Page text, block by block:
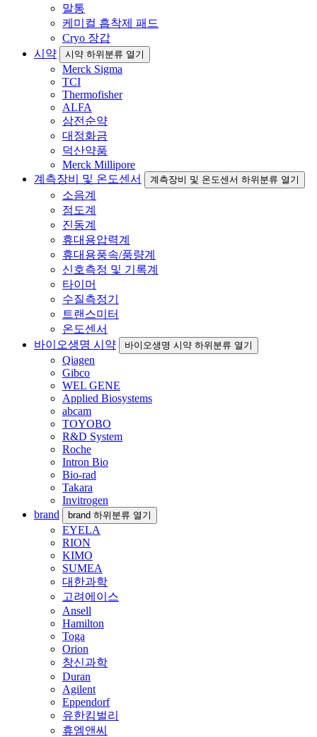
말통
케미컬 흡착제 패드
Cryo 장갑
시약
시약 하위분류 열기
Merck Sigma
TCI
Thermofisher
ALFA
삼전순약
대정화금
덕산약품
Merck Millipore
계측장비 및 온도센서
계측장비 및 온도센서 하위분류 열기
소음계
점도계
진동계
휴대용압력계
휴대용풍속/풍량계
신호측정 및 기록계
타이머
수질측정기
트랜스미터
온도센서
바이오생명 시약
바이오생명 시약 하위분류 열기
Qiagen
Gibco
WEL GENE
Applied Biosystems
abcam
TOYOBO
R&D System
Roche
Intron Bio
Bio-rad
Takara
Invitrogen
brand
brand 하위분류 열기
EYELA
RION
KIMO
SUMEA
대한과학
고려에이스
Ansell
Hamilton
Toga
Orion
창신과학
Duran
Agilent
Eppendorf
유한킴벌리
휴엠앤씨